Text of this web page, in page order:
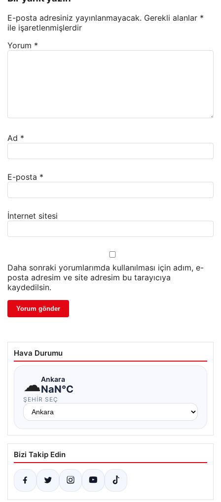
E-posta adresiniz yayınlanmayacak. Gerekli alanlar *
ile işaretlenmişlerdir
Yorum *
Ad *
E-posta *
İnternet sitesi
Daha sonraki yorumlarımda kullanılması için adım, e-
posta adresim ve site adresim bu tarayıcıya
kaydedilsin.
Hava Durumu
☁Ankara
NaN°C
ŞEHIR SEÇ
Bizi Takip Edin